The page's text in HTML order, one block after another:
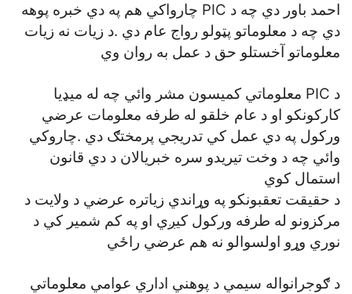
احمد باور دي چه د PIC چارواکي هم په دي خبره پوهه
دي چه د معلوماتو پټولو رواج عام دي .د زيات نه زيات
معلوماتو آخستلو حق د عمل به روان وي
د PIC معلوماتي کميسون مشر وائي چه له ميډيا
کارکونکو او د عام خلقو له طرفه معلومات عرضي
ورکول په دي عمل کي تدريجي پرمختګ دي .چاروکي
وائي چه د وخت تيريدو سره خبريالان د دي قانون
استمال کوي
د حقيقت تعقبونکو په وړاندي زياتره عرضي د ولايت د
مرکزونو له طرفه ورکول کيږي او په کم شمير کي د
نوري وړو اولسوالو نه هم عرضي راځي
د ګوجرانواله سيمي د پوهني اداري عوامي معلوماتي